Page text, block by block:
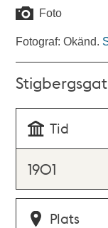
Foto
Fotograf: Okänd.
Tid
1901
Plats